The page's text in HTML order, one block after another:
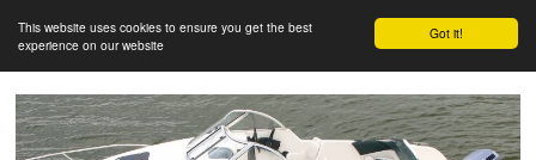
Got it!
This website uses cookies to ensure you get the best
experience on our website